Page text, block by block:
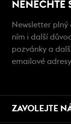
NENECHTE
Newsletter plný
ním i další
pozvánky a
emailové
ZAVOLEJTE